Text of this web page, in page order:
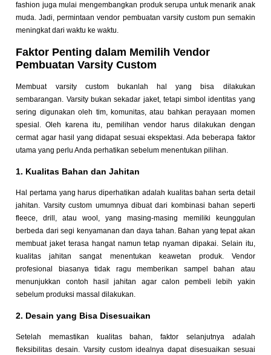
fashion juga mulai mengembangkan produk serupa untuk menarik anak
muda. Jadi, permintaan vendor pembuatan varsity custom pun semakin
meningkat dari waktu ke waktu.
Faktor Penting dalam Memilih Vendor
Pembuatan Varsity Custom
Membuat varsity custom bukanlah hal yang bisa dilakukan
sembarangan. Varsity bukan sekadar jaket, tetapi simbol identitas yang
sering digunakan oleh tim, komunitas, atau bahkan perayaan momen
spesial. Oleh karena itu, pemilihan vendor harus dilakukan dengan
cermat agar hasil yang didapat sesuai ekspektasi. Ada beberapa faktor
utama yang perlu Anda perhatikan sebelum menentukan pilihan.
1. Kualitas Bahan dan Jahitan
Hal pertama yang harus diperhatikan adalah kualitas bahan serta detail
jahitan. Varsity custom umumnya dibuat dari kombinasi bahan seperti
fleece, drill, atau wool, yang masing-masing memiliki keunggulan
berbeda dari segi kenyamanan dan daya tahan. Bahan yang tepat akan
membuat jaket terasa hangat namun tetap nyaman dipakai. Selain itu,
kualitas jahitan sangat menentukan keawetan produk. Vendor
profesional biasanya tidak ragu memberikan sampel bahan atau
menunjukkan contoh hasil jahitan agar calon pembeli lebih yakin
sebelum produksi massal dilakukan.
2. Desain yang Bisa Disesuaikan
Setelah memastikan kualitas bahan, faktor selanjutnya adalah
fleksibilitas desain. Varsity custom idealnya dapat disesuaikan sesuai